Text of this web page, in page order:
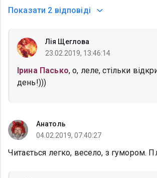
Показати 2 відповіді
Лія Щеглова
23.02.2019, 13:46:14
Ірина Пасько, о, леле, стільки
день!)))
Анатоль
04.02.2019, 07:40:27
Читається легко, весело, з гумором.